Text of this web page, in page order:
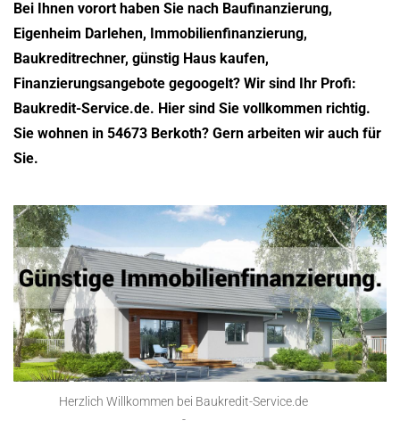
Bei Ihnen vorort haben Sie nach Baufinanzierung,
Eigenheim Darlehen, Immobilienfinanzierung,
Baukreditrechner, günstig Haus kaufen,
Finanzierungsangebote gegoogelt? Wir sind Ihr Profi:
Baukredit-Service.de. Hier sind Sie vollkommen richtig.
Sie wohnen in 54673 Berkoth? Gern arbeiten wir auch für
Sie.
Herzlich Willkommen bei Baukredit-Service.de
-